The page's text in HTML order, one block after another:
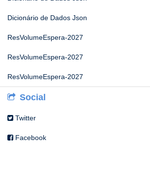
Dicionário de Dados Json
ResVolumeEspera-2027
ResVolumeEspera-2027
ResVolumeEspera-2027
Social
Twitter
Facebook